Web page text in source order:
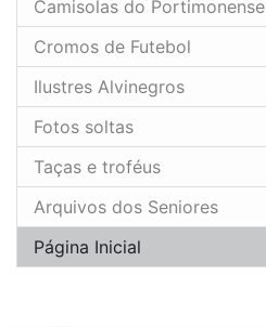
Camisolas do Portimonense
Cromos de Futebol
Ilustres Alvinegros
Fotos soltas
Taças e troféus
Arquivos dos Seniores
Página Inicial